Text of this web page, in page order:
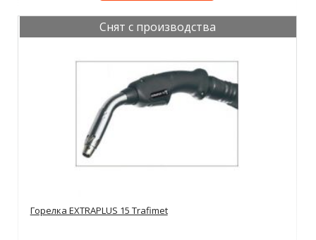
Снят с производства
Горелка EXTRAPLUS 15 Trafimet